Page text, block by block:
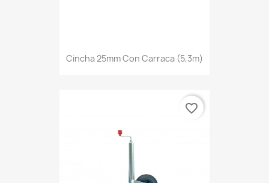
Cincha 25mm Con Carraca (5,3m)
favorite_border